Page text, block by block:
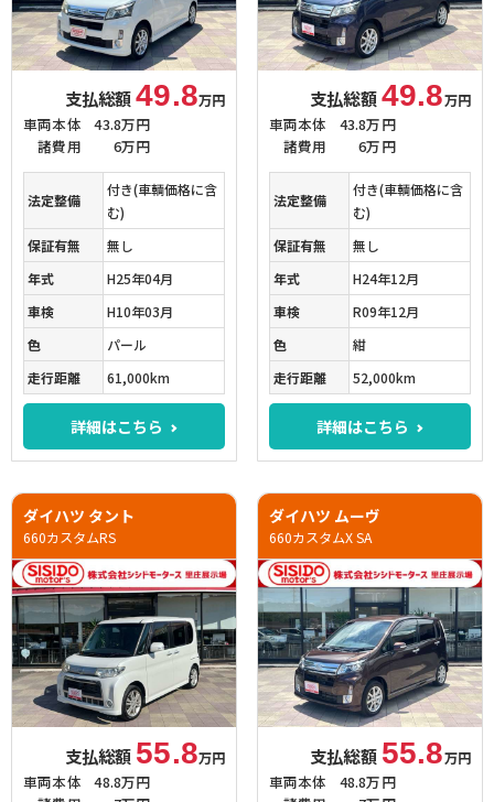
支払総額49.8万円
車両本体
43.8万円
諸費用
6万円
法定整備
付き(車輌価格に含
む)
保証有無
無し
年式
H25年04月
車検
H10年03月
色
パール
走行距離
61,000km
詳細はこちら
支払総額49.8万円
車両本体
43.8万円
諸費用
6万円
法定整備
付き(車輌価格に含
む)
保証有無
無し
年式
H24年12月
車検
R09年12月
色
紺
走行距離
52,000km
詳細はこちら
ダイハツ タント
660カスタムRS
支払総額 55.8万円
車両本体
48.8万円
ダイハツ ムーヴ
660カスタムX SA
支払総額 55.8万円
車両本体
48.8万円